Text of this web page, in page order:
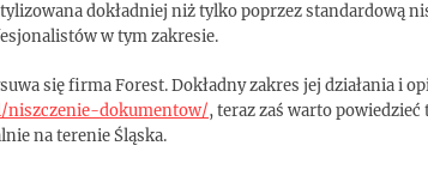
dokładniej niż tylko poprzez standardową
w tym zakresie.
się firma Forest. Dokładny zakres jej działania i
dokumentow/, teraz zaś warto
na terenie Śląska.